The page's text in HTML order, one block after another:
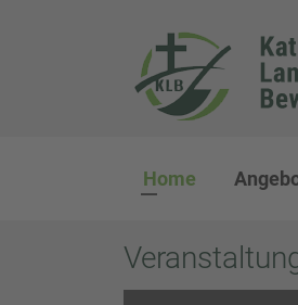
Home